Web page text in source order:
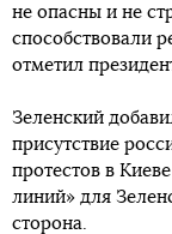
не опасны и не
способствовали
отметил
Зеленский
присутствие
протестов в
линий» для
сторона.